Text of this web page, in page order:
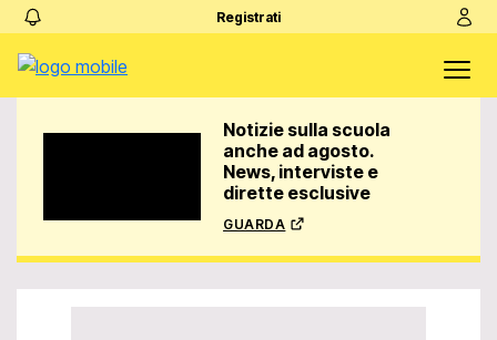
Registrati
Notizie sulla scuola
anche ad agosto.
News, interviste e
dirette esclusive
guarda